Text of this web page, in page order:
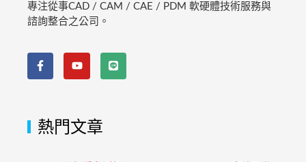
專注從事CAD / CAM / CAE / PDM 軟硬體技術服務與
諮詢整合之公司。
熱門文章